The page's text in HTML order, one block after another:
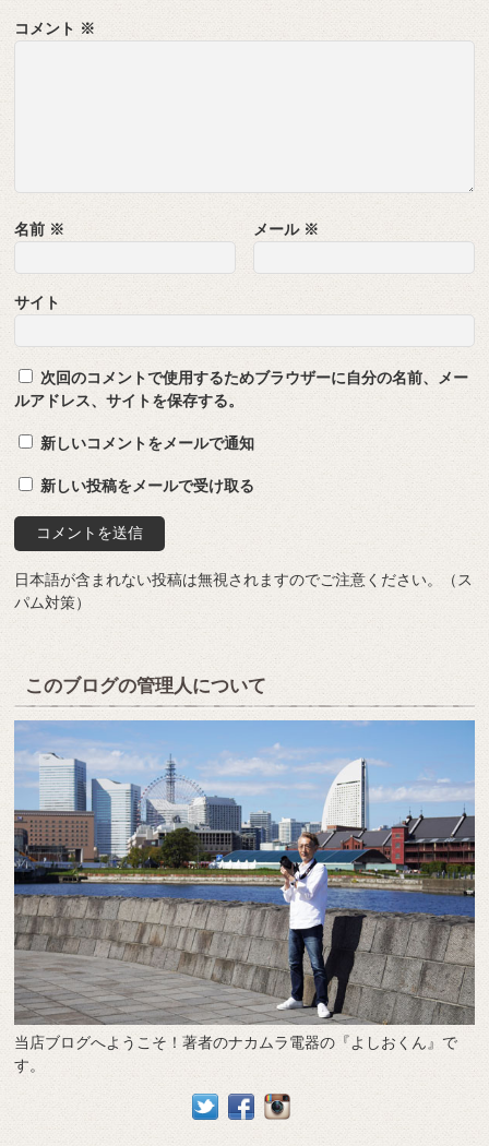
コメント ※
名前 ※ メール ※
サイト
次回のコメントで使用するためブラウザーに自分の名前、メー
ルアドレス、サイトを保存する。
新しいコメントをメールで通知
新しい投稿をメールで受け取る
日本語が含まれない投稿は無視されますのでご注意ください。（ス
パム対策）
このブログの管理人について
当店ブログへようこそ！著者のナカムラ電器の『よしおくん』で
す。